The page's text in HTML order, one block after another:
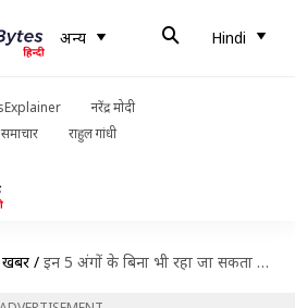
अन्य Hindi
नरेंद्र मोदी
राहुल गांधी
खबरें / इन 5 अंगों के बिना भी रहा जा सकता है जीवित, इनके बारे में जानिए